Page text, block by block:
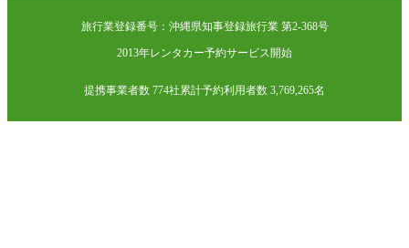
旅行業登録番号：沖縄県知事登録旅行業 第2-368号
2013年レンタカー予約サービス開始
提携事業者数 774社累計予約利用者数 3,769,265名